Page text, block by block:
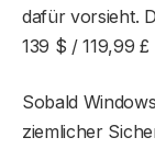
dafür vorsieht.
139 $ / 119,99 £
Sobald
ziemlicher